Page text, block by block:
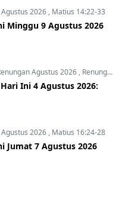
2026 , Matius 14:22-33
Minggu 9 Agustus 2026
Agustus 2026 , Renungan Hari Ini
Ini 4 Agustus 2026:
2026 , Matius 16:24-28
Jumat 7 Agustus 2026